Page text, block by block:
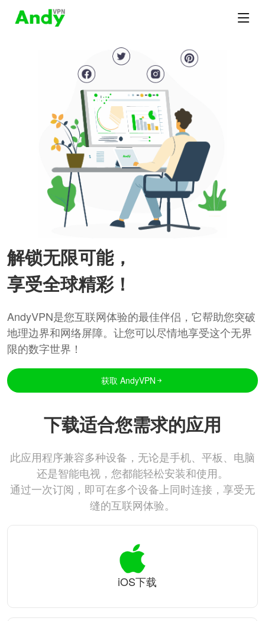
解锁无限可能，
享受全球精彩！
AndyVPN是您互联网体验的最佳伴侣，它帮助您突破
地理边界和网络屏障。让您可以尽情地享受这个无界
限的数字世界！
获取 AndyVPN
下载适合您需求的应用
此应用程序兼容多种设备，无论是手机、平板、电脑
还是智能电视，您都能轻松安装和使用。
通过一次订阅，即可在多个设备上同时连接，享受无
缝的互联网体验。
iOS下载